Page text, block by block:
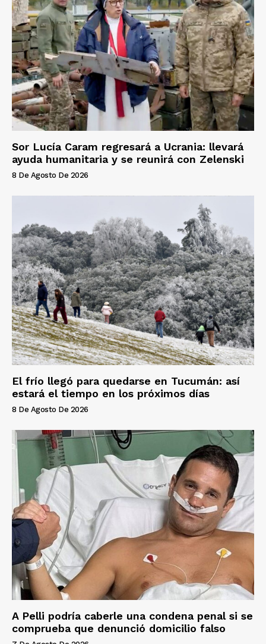
Sor Lucía Caram regresará a Ucrania: llevará
ayuda humanitaria y se reunirá con Zelenski
8 De Agosto De 2026
El frío llegó para quedarse en Tucumán: así
estará el tiempo en los próximos días
8 De Agosto De 2026
A Pelli podría caberle una condena penal si se
comprueba que denunció domicilio falso